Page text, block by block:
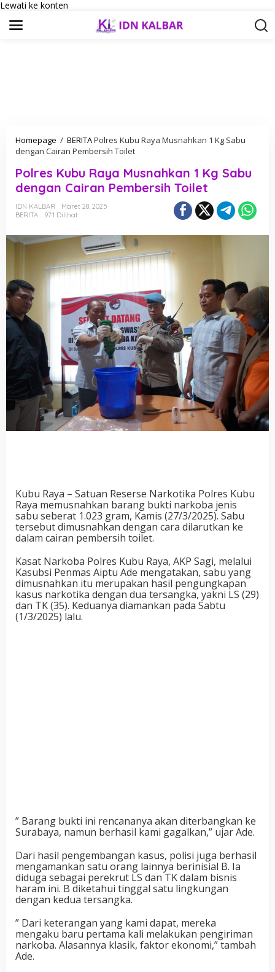
Lewati ke konten
Homepage / BERITAPolres Kubu Raya Musnahkan 1 Kg Sabu
dengan Cairan Pembersih Toilet
Polres Kubu Raya Musnahkan 1 Kg Sabu
dengan Cairan Pembersih Toilet
IDN KALBAR
Maret 28, 2025
BERITA
971 Dilihat
Kubu Raya – Satuan Reserse Narkotika Polres Kubu
Raya memusnahkan barang bukti narkoba jenis
sabu seberat 1.023 gram, Kamis (27/3/2025). Sabu
tersebut dimusnahkan dengan cara dilarutkan ke
dalam cairan pembersih toilet.
Kasat Narkoba Polres Kubu Raya, AKP Sagi, melalui
Kasubsi Penmas Aiptu Ade mengatakan, sabu yang
dimusnahkan itu merupakan hasil pengungkapan
kasus narkotika dengan dua tersangka, yakni LS (29)
dan TK (35). Keduanya diamankan pada Sabtu
(1/3/2025) lalu.
” Barang bukti ini rencananya akan diterbangkan ke
Surabaya, namun berhasil kami gagalkan,” ujar Ade.
Dari hasil pengembangan kasus, polisi juga berhasil
mengamankan satu orang lainnya berinisial B. Ia
diduga sebagai perekrut LS dan TK dalam bisnis
haram ini. B diketahui tinggal satu lingkungan
dengan kedua tersangka.
” Dari keterangan yang kami dapat, mereka
mengaku baru pertama kali melakukan pengiriman
narkoba. Alasannya klasik, faktor ekonomi,” tambah
Ade.